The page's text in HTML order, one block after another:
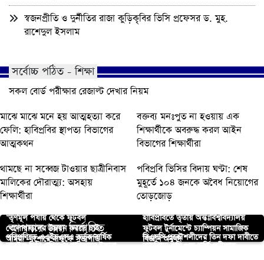
স্বজনপ্রীতি ও দুর্নীতির রাজা কুড়িকৃবির ভিসি প্রফেসর ড. মুহ.
রাশেদুল ইসলাম
সর্বোচ্চ পঠিত - শিক্ষা
সকল বোর্ড পরীক্ষার রেজাল্ট দেখার নিয়ম
মাঝে মাঝে মনে হয় আত্মহত্যা করে
ফেলি: হাবিপ্রবির স্থাপত্য বিভাগের
আত্মকথন
বক্তব্য মনঃপুত না হওয়ায় এক
শিক্ষার্থীকে অবরুদ্ধ করল আইন
বিভাগের শিক্ষার্থীরা
থামছে না সব্বেজ টাওয়ার ছাত্রীনিবাস
মালিকের দৌরাত্ম্য: অসহায়
শিক্ষার্থীরা
পবিপ্রবি ভিসির বিদায় ঘণ্টা: শেষ
মুহূর্তে ১০৪ জনকে অবৈধ নিয়োগের
তোড়জোড়
আপনার জন্য নির্বাচিত
‘তৃণমূল পর্যায় থেকে ফুটবল
খেলোয়াড়দের উন্নয়ন করতে চাই
আমরা’-যশোরে বাফুফে সভাপতি
হাবিপ্রবিতে তৃতীয় অন্তঃবিশ্ববিদ্যালয়
ফুটবল টুর্নামেন্টে চ্যাম্পিয়ন সামাজিক
বিজ্ঞান অনুষদ
পবিপ্রবিতে এএইচএসএ কর্তৃক বার্ষিক
বিএসসি প্রকৌশলীদের তিন দফা দাবীতে
নড়াইল ডিবি পুলিশের অভিযানে ইয়াবা
বাকৃবিতে কৃষি গুচ্ছ ভর্তি পরীক্ষায়